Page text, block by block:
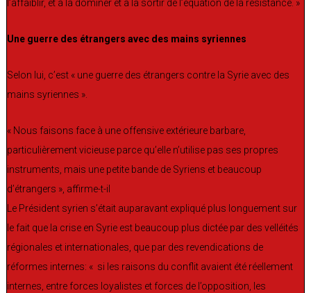
l’affaiblir, et à la dominer et à la sortir de l’équation de la résistance. »
Une guerre des étrangers avec des mains syriennes
Selon lui, c’est « une guerre des étrangers contre la Syrie avec des
mains syriennes ».
« Nous faisons face à une offensive extérieure barbare,
particulièrement vicieuse parce qu’elle n’utilise pas ses propres
instruments, mais une petite bande de Syriens et beaucoup
d’étrangers », affirme-t-il
Le Président syrien s’était auparavant expliqué plus longuement sur
le fait que la crise en Syrie est beaucoup plus dictée par des velléités
régionales et internationales, que par des revendications de
réformes internes: « si les raisons du conflit avaient été réellement
internes, entre forces loyalistes et forces de l’opposition, les